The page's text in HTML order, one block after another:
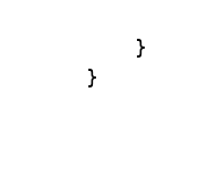
    }